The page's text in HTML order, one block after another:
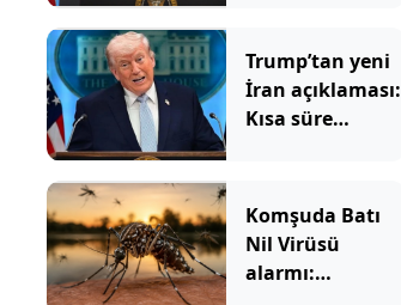
Trump’tan yeni
İran açıklaması:
Kısa süre
Komşuda Batı
Nil Virüsü
alarmı: